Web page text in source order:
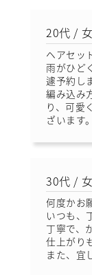
20代 /
ヘアセッ
雨がひど
遽予約し
編み込み
り、可愛
ざいます。
30代 /
何度かお
いつも、
丁寧で、
仕上がり
また、宜